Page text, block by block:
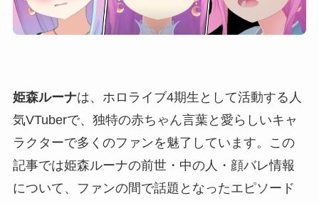
姫森ルーナは、ホロライブ4期生として活動する人
気VTuberで、独特の赤ちゃん言葉と愛らしいキャ
ラクターで多くのファンを魅了しています。この
記事では姫森ルーナの前世・中の人・顔バレ情報
について、ファンの間で話題となったエピソード